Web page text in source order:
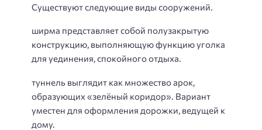
Существуют следующие виды сооружений.
ширма представляет собой полузакрытую
конструкцию, выполняющую функцию уголка
для уединения, спокойного отдыха.
туннель выглядит как множество арок,
образующих «зелёный коридор». Вариант
уместен для оформления дорожки, ведущей к
дому.